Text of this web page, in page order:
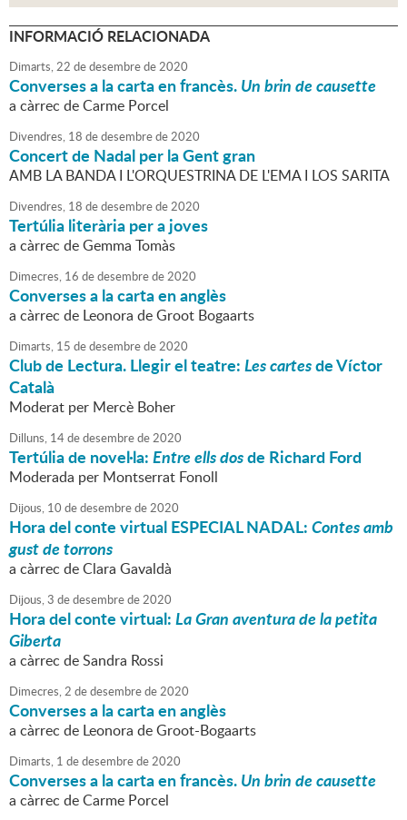
INFORMACIÓ RELACIONADA
Dimarts,22 dedesembrede2020
Converses a la carta en francès.Un brin de causette
a càrrec de Carme Porcel
Divendres, 18 dedesembrede2020
Concert de Nadal per la Gent gran
AMB LA BANDA I L'ORQUESTRINA DE L'EMA I LOS SARITA
Divendres, 18 dedesembrede2020
Tertúlia literària per a joves
a càrrec de Gemma Tomàs
Dimecres, 16 dedesembrede2020
Converses a la carta en anglès
a càrrec de Leonora de Groot Bogaarts
Dimarts, 15 dedesembrede2020
Club de Lectura. Llegir el teatre:Les cartesde Víctor
Català
Moderat per Mercè Boher
Dilluns, 14dedesembrede2020
Tertúlia de novel·la:Entre ells dosde Richard Ford
Moderada per Montserrat Fonoll
Dijous, 10 dedesembrede2020
Hora del conte virtual ESPECIAL NADAL:Contes amb
gust de torrons
a càrrec de Clara Gavaldà
Dijous,3 dedesembrede2020
Hora del conte virtual:La Gran aventura de la petita
Giberta
a càrrec de Sandra Rossi
Dimecres,2 dedesembrede2020
Converses a la carta en anglès
a càrrec de Leonora de Groot-Bogaarts
Dimarts, 1 dedesembrede2020
Converses a la carta en francès.Un brin de causette
a càrrec de Carme Porcel